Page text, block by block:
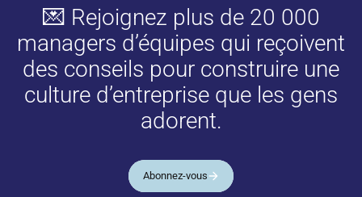
💌 Rejoignez plus de 20 000
managers d’équipes qui reçoivent
des conseils pour construire une
culture d’entreprise que les gens
adorent.
Abonnez-vous